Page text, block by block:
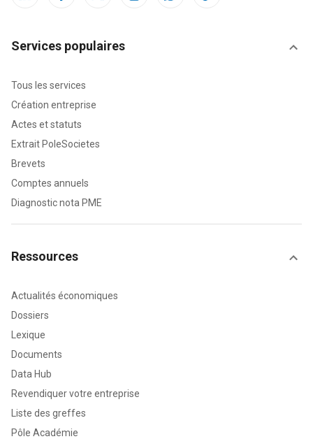
Services populaires
Tous les services
Création entreprise
Actes et statuts
Extrait PoleSocietes
Brevets
Comptes annuels
Diagnostic nota PME
Ressources
Actualités économiques
Dossiers
Lexique
Documents
Data Hub
Revendiquer votre entreprise
Liste des greffes
Pôle Académie